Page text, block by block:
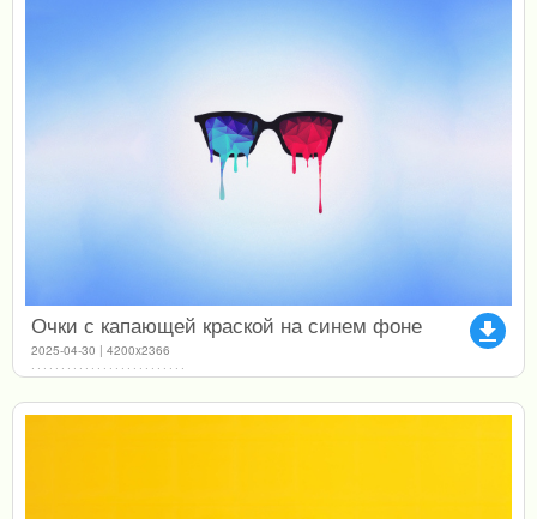
file_download
Очки с капающей краской на синем фоне
2025-04-30 | 4200x2366